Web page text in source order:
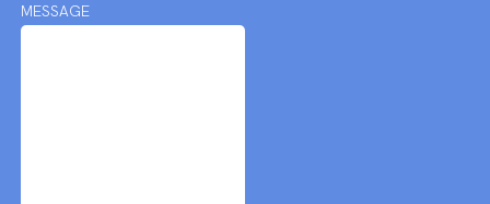
MESSAGE